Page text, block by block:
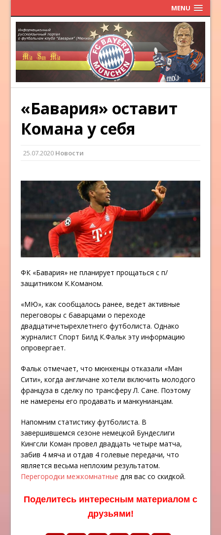
MENU
«Бавария» оставит
Комана у себя
25.07.2020 Новости
ФК «Бавария» не планирует прощаться с п/
защитником К.Команом.
«МЮ», как сообщалось ранее, ведет активные
переговоры с баварцами о переходе
двадцатичетырехлетнего футболиста. Однако
журналист Спорт Билд К.Фальк эту информацию
опровергает.
Фальк отмечает, что мюнхенцы отказали «Ман
Сити», когда англичане хотели включить молодого
француза в сделку по трансферу Л. Сане. Поэтому
не намерены его продавать и манкунианцам.
Напомним статистику футболиста. В
завершившемся сезоне немецкой Бундеслиги
Кингсли Коман провел двадцать четыре матча,
забив 4 мяча и отдав 4 голевые передачи, что
является весьма неплохим результатом.
Перегородки межкомнатные для вас со скидкой.
Поделитесь интересным материалом с
друзьями!